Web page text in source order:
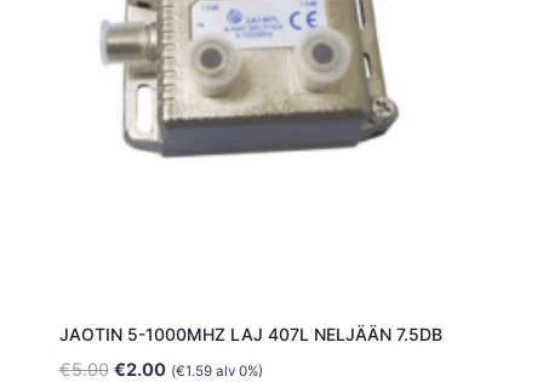
JAOTIN 5-1000MHZ LAJ 407L NELJÄÄN 7.5DB
€5.00 Alkuperäinen
€2.00Nykyinen
(€1.59alv 0%)